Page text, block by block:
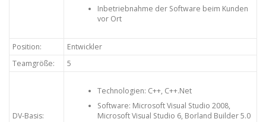
Inbetriebnahme der Software beim Kunden
vor Ort
Position:
Entwickler
Teamgröße:
5
DV-Basis:
Technologien: C++, C++.Net
Software: Microsoft Visual Studio 2008,
Microsoft Visual Studio 6, Borland Builder 5.0